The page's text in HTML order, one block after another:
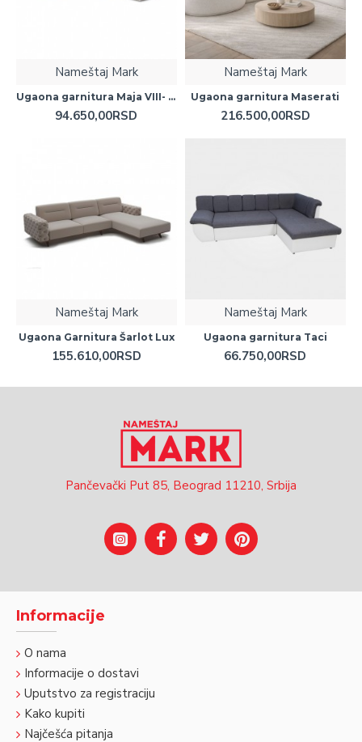
Nameštaj Mark
Ugaona garnitura Maja VIII- Silikon sa mehanizmom
94.650,00RSD
Nameštaj Mark
Ugaona garnitura Maserati
216.500,00RSD
Nameštaj Mark
Ugaona Garnitura Šarlot Lux
155.610,00RSD
Nameštaj Mark
Ugaona garnitura Taci
66.750,00RSD
Pančevački Put 85, Beograd 11210, Srbija
Informacije
O nama
Informacije o dostavi
Uputstvo za registraciju
Kako kupiti
Najčešća pitanja